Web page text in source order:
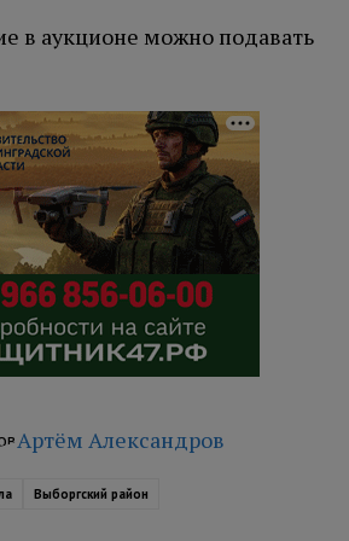
в аукционе можно подавать
Артём Александров
Выборгский район